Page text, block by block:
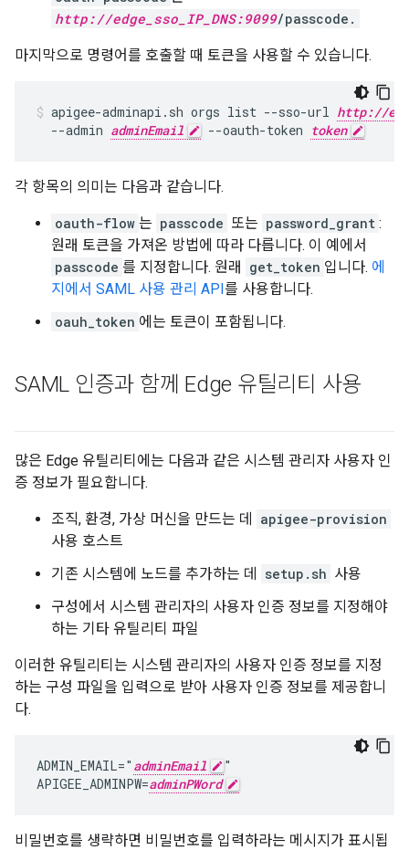
http://edge_sso_IP_DNS:9099/passcode.
마지막으로 명령어를 호출할 때 토큰을 사용할 수 있습니다.
apigee-adminapi.sh orgs list --sso-url http://
  --admin
adminEmail --oauth-token token
각 항목의 의미는 다음과 같습니다.
oauth-flow 는 passcode 또는 password_grant :
원래 토큰을 가져온 방법에 따라 다릅니다. 이 예에서
passcode 를 지정합니다. 원래 get_token 입니다. 에
지에서 SAML 사용 관리 API를 사용합니다.
oauh_token 에는 토큰이 포함됩니다.
SAML 인증과 함께 Edge 유틸리티 사용
많은 Edge 유틸리티에는 다음과 같은 시스템 관리자 사용자 인
증 정보가 필요합니다.
조직, 환경, 가상 머신을 만드는 데
apigee-provision
사용 호스트
기존 시스템에 노드를 추가하는 데
setup.sh 사용
구성에서 시스템 관리자의 사용자 인증 정보를 지정해야
하는 기타 유틸리티 파일
이러한 유틸리티는 시스템 관리자의 사용자 인증 정보를 지정
하는 구성 파일을 입력으로 받아 사용자 인증 정보를 제공합니
다.
ADMIN_EMAIL=" adminEmail
"
APIGEE_ADMINPW=adminPWord
비밀번호를 생략하면 비밀번호를 입력하라는 메시지가 표시됩